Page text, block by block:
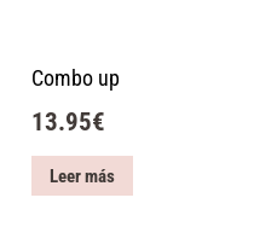
Combo up
13.95€
Leer más